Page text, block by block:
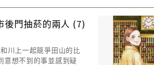
後門抽菸的兩人 (7)
川上一起競爭田山的比
意想不到的事並感到疑